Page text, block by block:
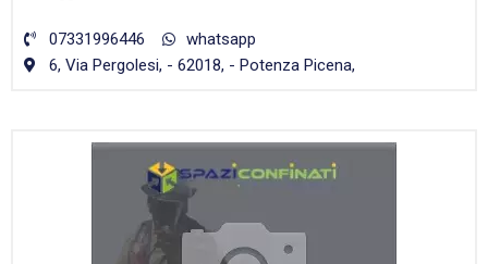
07331996446
whatsapp
6, Via Pergolesi, - 62018, - Potenza Picena,